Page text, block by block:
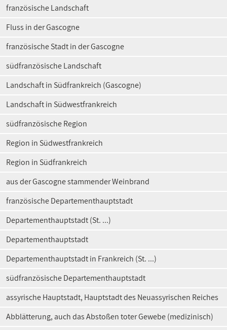
französische Landschaft
Fluss in der Gascogne
französische Stadt in der Gascogne
südfranzösische Landschaft
Landschaft in Südfrankreich (Gascogne)
Landschaft in Südwestfrankreich
südfranzösische Region
Region in Südwestfrankreich
Region in Südfrankreich
aus der Gascogne stammender Weinbrand
französische Departementhauptstadt
Departementhauptstadt (St. ...)
Departementhauptstadt
Departementhauptstadt in Frankreich (St. ...)
südfranzösische Departementhauptstadt
assyrische Hauptstadt, Hauptstadt des Neuassyrischen Reiches
Abblätterung, auch das Abstoßen toter Gewebe (medizinisch)